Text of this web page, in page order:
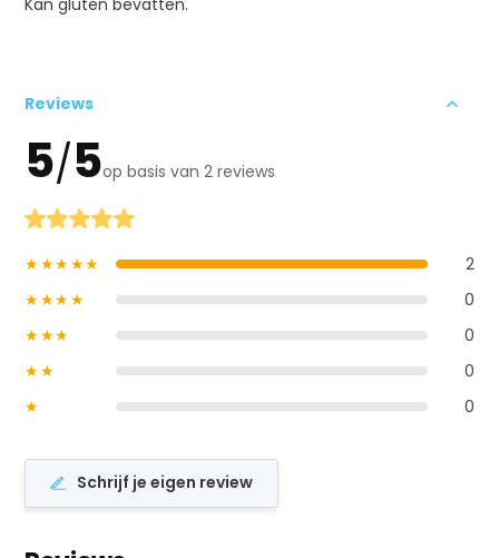
Reviews
5/5op basis van 2 reviews
★★★★★
2
★★★★
0
★★★
0
★★
0
★
0
Schrijf je eigen review